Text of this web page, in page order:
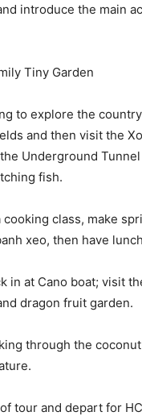
introduce the main
Tiny Garden
to explore the
and then visit the
Underground
fish.
cooking class, make
xeo, then have
in at Cano boat; visit
dragon fruit garden.
through the
tour and depart for